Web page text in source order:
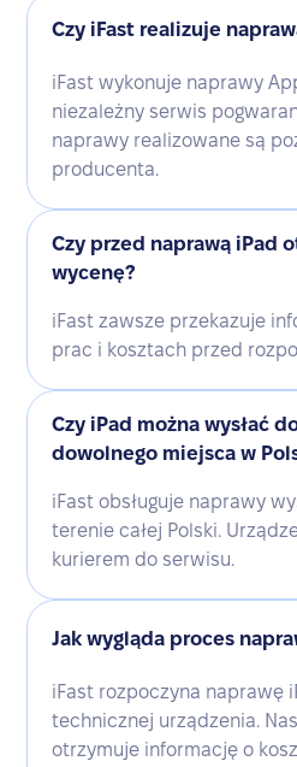
Czy iFast realizuje
iFast wykonuje naprawy
niezależny serwis
naprawy realizowane są
producenta.
Czy przed naprawą iPad
wycenę?
iFast zawsze przekazuje
prac i kosztach przed
Czy iPad można wysłać
dowolnego miejsca w
iFast obsługuje naprawy
terenie całej Polski.
kurierem do serwisu.
Jak wygląda proces
iFast rozpoczyna naprawę
technicznej urządzenia.
otrzymuje informację o